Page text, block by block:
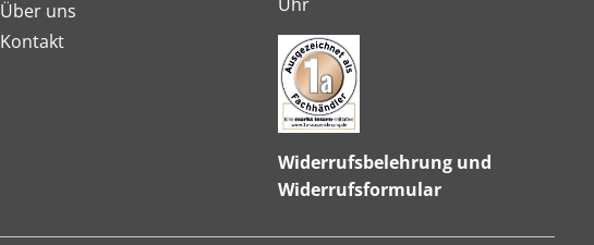
Über uns
Kontakt
Widerrufsbelehrung und
Widerrufsformular